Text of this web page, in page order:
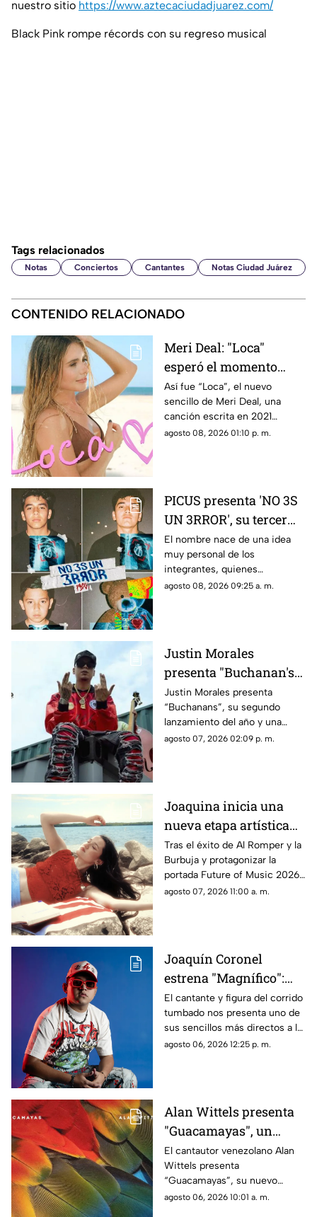
nuestro sitio https://www.aztecaciudadjuarez.com/
Black Pink rompe récords con su regreso musical
Tags relacionados
Notas Conciertos Cantantes Notas Ciudad Juárez
CONTENIDO RELACIONADO
Meri Deal: "Loca"
esperó el momento
perfecto. Hoy por fin es
tuya
Así fue “Loca”, el nuevo
sencillo de Meri Deal, una
canción escrita en 2021
durante una sesión muy
agosto 08, 2026 01:10 p. m.
PICUS presenta 'NO 3S
UN 3RROR', su tercer
álbum de estudio
El nombre nace de una idea
muy personal de los
integrantes, quienes
transforman una frase
agosto 08, 2026 09:25 a. m.
Justin Morales
presenta "Buchanan's",
el corrido que sus fans
esperaban desde hace
dos años
Justin Morales presenta
“Buchanans”, su segundo
lanzamiento del año y una
composición de su autoría que
el artista compartió un primer
adelanto en redes sociales.
agosto 07, 2026 02:09 p. m.
Joaquina inicia una
nueva etapa artística
con 'Verano en la
Ciudad'
Tras el éxito de Al Romper y la
Burbuja y protagonizar la
portada Future of Music 2026,
de Rolling Stone en español, la
personas que nos formaron
agosto 07, 2026 11:00 a. m.
Joaquín Coronel
estrena "Magnífico":
cuando el amor se
vuelve dulce venganza
El cantante y figura del corrido
tumbado nos presenta uno de
sus sencillos más directos a la
fecha, pues amparado por su
importar lo que digan los
demás
agosto 06, 2026 12:25 p. m.
Alan Wittels presenta
"Guacamayas", un
homenaje musical a la
identidad, las nostalgia
y el sentido de
pertenencia
El cantautor venezolano Alan
Wittels presenta
“Guacamayas”, su nuevo
sencillo disponible a partir del
agosto 06, 2026 10:01 a. m.